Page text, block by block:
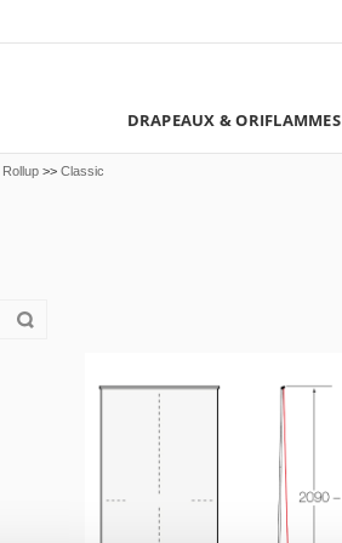
DRAPEAUX & ORIFLAMMES
Rollup >> Classic